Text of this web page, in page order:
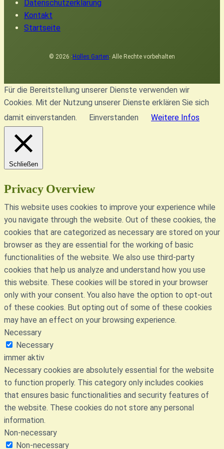
Datenschutzerklärung
Kontakt
Startseite
© 2026 · Holles Garten· Alle Rechte vorbehalten
Für die Bereitstellung unserer Dienste verwenden wir
Cookies. Mit der Nutzung unserer Dienste erklären Sie sich
damit einverstanden.
Einverstanden Weitere Infos
Schließen
Privacy Overview
This website uses cookies to improve your experience while
you navigate through the website. Out of these cookies, the
cookies that are categorized as necessary are stored on your
browser as they are essential for the working of basic
functionalities of the website. We also use third-party
cookies that help us analyze and understand how you use
this website. These cookies will be stored in your browser
only with your consent. You also have the option to opt-out
of these cookies. But opting out of some of these cookies
may have an effect on your browsing experience.
Necessary
Necessary
immer aktiv
Necessary cookies are absolutely essential for the website
to function properly. This category only includes cookies
that ensures basic functionalities and security features of
the website. These cookies do not store any personal
information.
Non-necessary
Non-necessary